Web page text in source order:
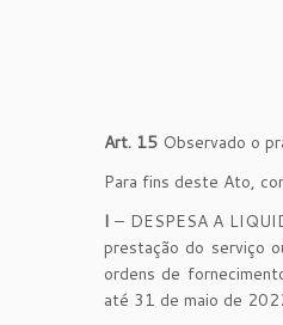
Art. 15 Observado o
Para fins deste Ato,
I – DESPESA A
prestação do serviço
ordens de
até 31 de maio de